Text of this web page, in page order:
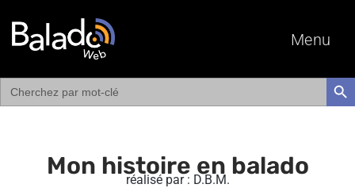
Menu
Search
for:
Mon histoire en balado
réalisé par : D.B.M.